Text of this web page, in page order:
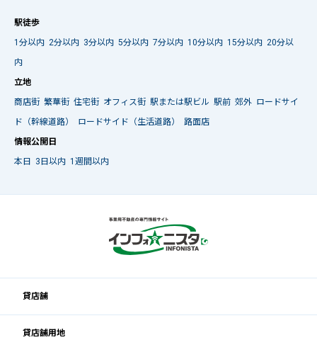
駅徒歩
1分以内 2分以内 3分以内 5分以内 7分以内 10分以内 15分以内 20分以
内
立地
商店街 繁華街 住宅街 オフィス街 駅または駅ビル 駅前 郊外 ロードサイ
ド（幹線道路）
ロードサイド（生活道路）
路面店
情報公開日
本日
3日以内 1週間以内
貸店舗
貸店舗用地